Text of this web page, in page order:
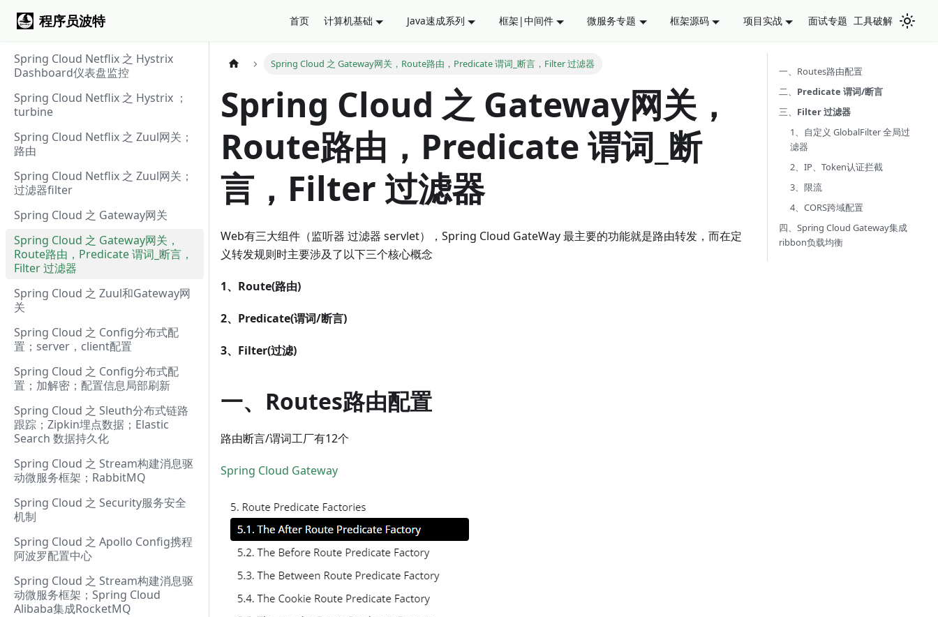
程序员波特 首页 计算机基础 Java速成系列 框架|中间件 微服务专题 框架源码 项目实战 面试专题 工具破解
Spring Cloud Netflix 之 Hystrix
Dashboard仪表盘监控
Spring Cloud Netflix 之 Hystrix ；
turbine
Spring Cloud Netflix 之 Zuul网关；
路由
Spring Cloud Netflix 之 Zuul网关；
过滤器filter
Spring Cloud 之 Gateway网关
Spring Cloud 之 Gateway网关，
Route路由，Predicate 谓词_断言，
Filter 过滤器
Spring Cloud 之 Zuul和Gateway网
关
Spring Cloud 之 Config分布式配
置；server，client配置
Spring Cloud 之 Config分布式配
置；加解密；配置信息局部刷新
Spring Cloud 之 Sleuth分布式链路
跟踪；Zipkin埋点数据；Elastic
Search 数据持久化
Spring Cloud 之 Stream构建消息驱
动微服务框架；RabbitMQ
Spring Cloud 之 Security服务安全
机制
Spring Cloud 之 Apollo Config携程
阿波罗配置中心
Spring Cloud 之 Stream构建消息驱
动微服务框架；Spring Cloud
Alibaba集成RocketMQ
Spring Cloud 之 Gateway网关，Route路由，Predicate 谓词_断言，Filter 过滤器
Spring Cloud 之 Gateway网关，
Route路由，Predicate 谓词_断
言，Filter 过滤器
Web有三大组件（监听器 过滤器 servlet），Spring Cloud GateWay 最主要的功能就是路由转发，而在定
义转发规则时主要涉及了以下三个核心概念
1、Route(路由)
2、Predicate(谓词/断言)
3、Filter(过滤)
一、Routes路由配置
路由断言/谓词工厂有12个
Spring Cloud Gateway
一、Routes路由配置
二、 Predicate 谓词/断言
三、 Filter 过滤器
1、自定义 GlobalFilter 全局过
滤器
2、IP、Token认证拦截
3、限流
4、CORS跨域配置
四、Spring Cloud Gateway集成
ribbon负载均衡